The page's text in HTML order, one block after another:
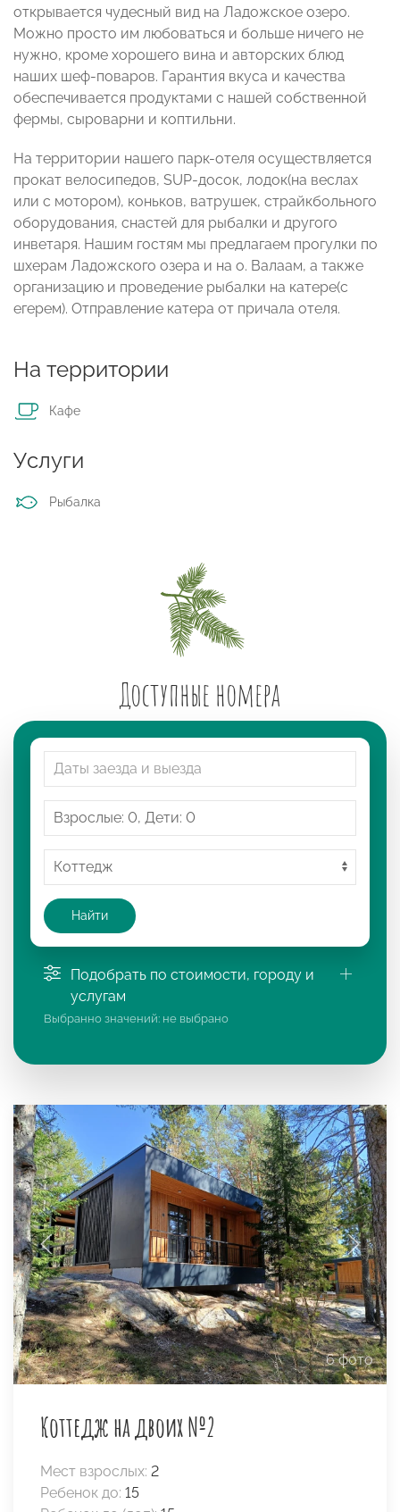
открывается чудесный вид на Ладожское озеро.
Можно просто им любоваться и больше ничего не
нужно, кроме хорошего вина и авторских блюд
наших шеф-поваров. Гарантия вкуса и качества
обеспечивается продуктами с нашей собственной
фермы, сыроварни и коптильни.
На территории нашего парк-отеля осуществляется
прокат велосипедов, SUP-досок, лодок(на веслах
или с мотором), коньков, ватрушек, страйкбольного
оборудования, снастей для рыбалки и другого
инветаря. Нашим гостям мы предлагаем прогулки по
шхерам Ладожского озера и на о. Валаам, а также
организацию и проведение рыбалки на катере(с
егерем). Отправление катера от причала отеля.
На территории
Кафе
Услуги
Рыбалка
Доступные номера
Найти
Подобрать по стоимости, городу и
услугам
Выбранно значений: не выбрано
6 фото
Коттедж на двоих №2
Мест взрослых: 2
Ребенок до: 15